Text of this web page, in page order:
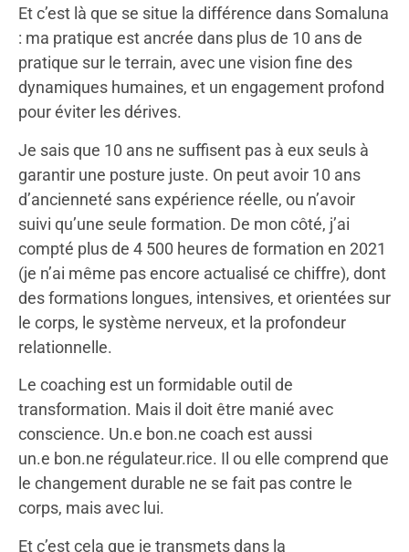
Et c’est là que se situe la différence dans Somaluna
: ma pratique est ancrée dans plus de 10 ans de
pratique sur le terrain, avec une vision fine des
dynamiques humaines, et un engagement profond
pour éviter les dérives.
Je sais que 10 ans ne suffisent pas à eux seuls à
garantir une posture juste. On peut avoir 10 ans
d’ancienneté sans expérience réelle, ou n’avoir
suivi qu’une seule formation. De mon côté, j’ai
compté plus de 4 500 heures de formation en 2021
(je n’ai même pas encore actualisé ce chiffre), dont
des formations longues, intensives, et orientées sur
le corps, le système nerveux, et la profondeur
relationnelle.
Le coaching est un formidable outil de
transformation. Mais il doit être manié avec
conscience. Un.e bon.ne coach est aussi
un.e bon.ne régulateur.rice. Il ou elle comprend que
le changement durable ne se fait pas contre le
corps, mais avec lui.
Et c’est cela que je transmets dans la